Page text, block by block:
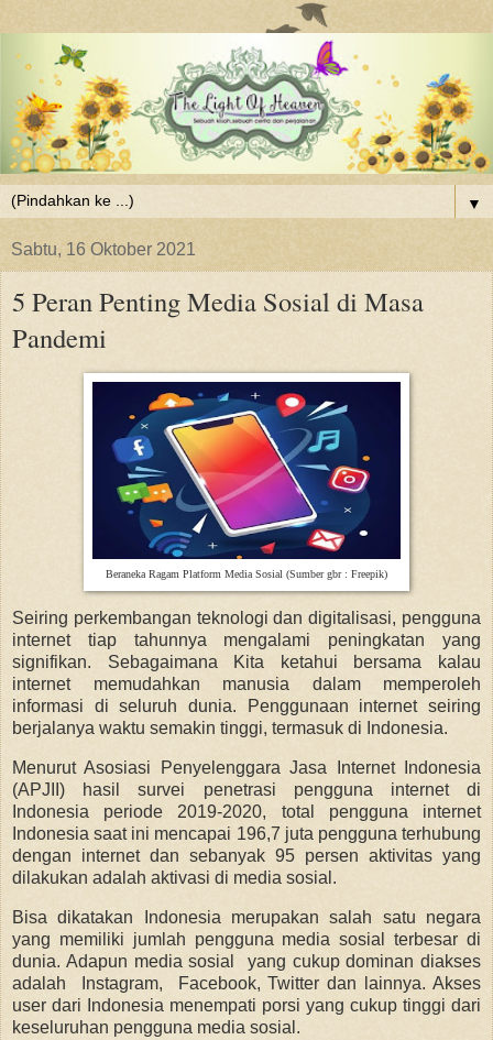
▼
Sabtu, 16 Oktober 2021
5 Peran Penting Media Sosial di Masa
Pandemi
Beraneka Ragam Platform Media Sosial (Sumber gbr : Freepik)
Seiring perkembangan teknologi dan digitalisasi, pengguna
internet tiap tahunnya mengalami peningkatan yang
signifikan. Sebagaimana Kita ketahui bersama kalau
internet memudahkan manusia dalam memperoleh
informasi di seluruh dunia. Penggunaan internet seiring
berjalanya waktu semakin tinggi, termasuk di Indonesia.
Menurut Asosiasi Penyelenggara Jasa Internet Indonesia
(APJII) hasil survei penetrasi pengguna internet di
Indonesia periode 2019-2020, total pengguna internet
Indonesia saat ini mencapai 196,7 juta pengguna terhubung
dengan internet dan sebanyak 95 persen aktivitas yang
dilakukan adalah aktivasi di media sosial.
Bisa dikatakan Indonesia merupakan salah satu negara
yang memiliki jumlah pengguna media sosial terbesar di
dunia. Adapun media sosial yang cukup dominan diakses
adalah Instagram, Facebook, Twitter dan lainnya. Akses
user dari Indonesia menempati porsi yang cukup tinggi dari
keseluruhan pengguna media sosial.